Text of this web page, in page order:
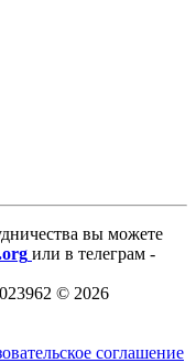
вы можете
или в телеграм -
© 2026
соглашение